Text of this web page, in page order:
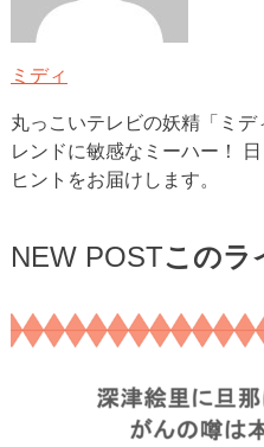
ミディ
丸っこいテレビの妖精「ミデ
レンドに敏感なミーハー！
ヒントをお届けします。
NEW POSTこのラ